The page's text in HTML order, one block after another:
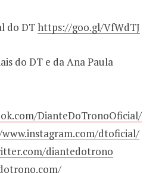
do DThttps://goo.gl/VfWdTJ
do DT e da Ana Paula
DianteDoTronoOficial/
dtoficial/
diantedotrono